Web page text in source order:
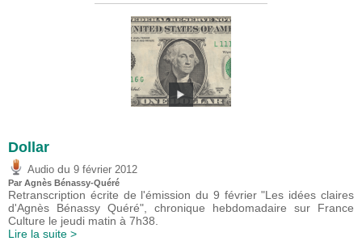
Dollar
Audio du 9 février 2012
Par Agnès Bénassy-Quéré
Retranscription écrite de l'émission du 9 février "Les idées claires
d'Agnès Bénassy Quéré", chronique hebdomadaire sur France
Culture le jeudi matin à 7h38.
Lire la suite >